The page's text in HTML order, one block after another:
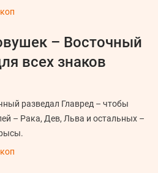
– Восточный
всех знаков
разведал Главред – чтобы
– Рака, Дев, Льва и остальных –